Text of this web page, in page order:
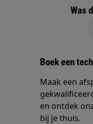
Was
Boek een
Maak een
en ontdek
bij je thuis.